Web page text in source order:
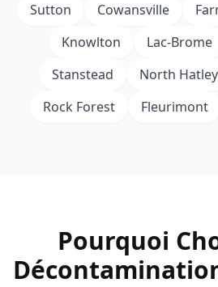
Sutton
Cowansville
Knowlton
Lac-Brome
Stanstead
North Hatley
Rock Forest
Fleurimont
Pourquoi